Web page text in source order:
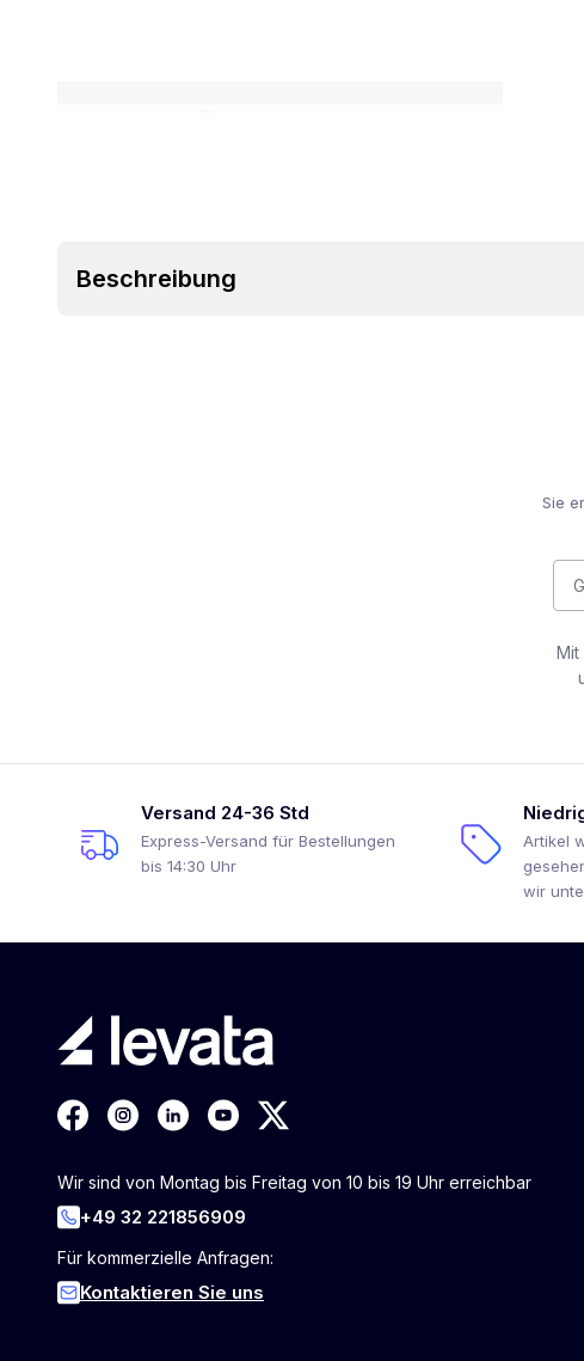
Beschreibung
Sie
Mit
Versand 24-36 Std
Express-Versand für Bestellungen
bis 14:30 Uhr
Artikel
wir
Wir sind von Montag bis Freitag von 10 bis 19 Uhr erreichbar
+49 32 221856909
Für kommerzielle Anfragen:
Kontaktieren Sie uns